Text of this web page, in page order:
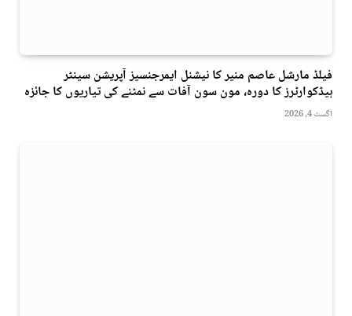
فیلڈ مارشل عاصم منیر کا نیشنل ایمرجنسیز آپریشن سینٹر
ہیڈکوارٹرز کا دورہ، مون سون آفات سے نمٹنے کی تیاریوں کا جائزہ
اگست 4, 2026